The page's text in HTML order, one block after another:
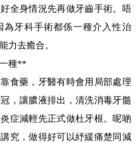
全身情況先再做牙齒手術。唔
為牙科手術都係一種介入性治
力去癒合。
種**
藥，牙醫有時會用局部處理
，讓膿液排出，清洗消毒牙髓
症減輕先正式做杜牙根。呢啲
究，做得好可以紓緩痛楚同減